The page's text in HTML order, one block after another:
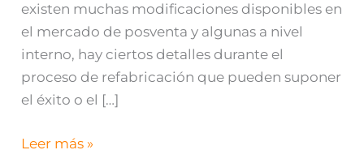
existen muchas modificaciones disponibles en
el mercado de posventa y algunas a nivel
interno, hay ciertos detalles durante el
proceso de refabricación que pueden suponer
el éxito o el […]
Leer más »